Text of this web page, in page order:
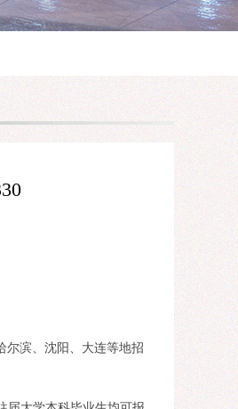
尔滨、沈阳、大连等地招